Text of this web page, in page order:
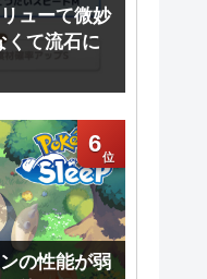
ューて微妙
くて流石に
6
の性能が弱